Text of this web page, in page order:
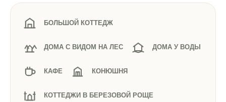
БОЛЬШОЙ КОТТЕДЖ
ДОМА С ВИДОМ НА ЛЕС ДОМА У ВОДЫ
КАФЕ КОНЮШНЯ
КОТТЕДЖИ В БЕРЕЗОВОЙ РОЩЕ